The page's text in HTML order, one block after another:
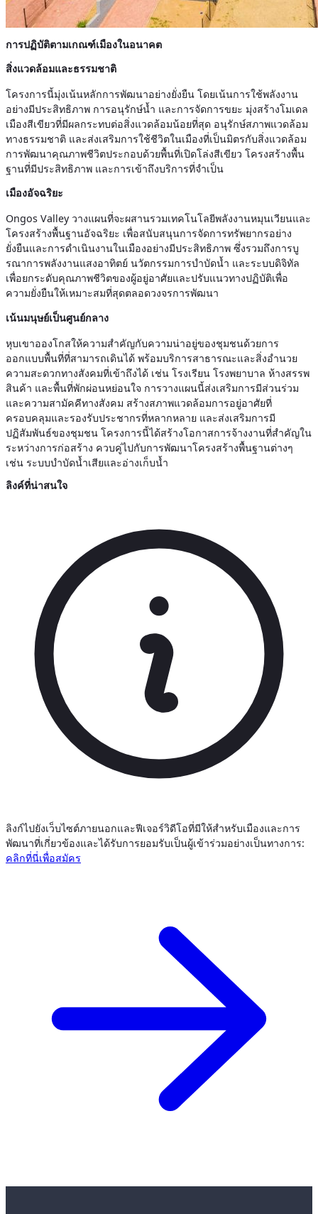
การปฏิบัติตามเกณฑ์เมืองในอนาคต
สิ่งแวดล้อมและธรรมชาติ
โครงการนี้มุ่งเน้นหลักการพัฒนาอย่างยั่งยืน โดยเน้นการใช้พลังงาน
อย่างมีประสิทธิภาพ การอนุรักษ์น้ำ และการจัดการขยะ มุ่งสร้างโมเดล
เมืองสีเขียวที่มีผลกระทบต่อสิ่งแวดล้อมน้อยที่สุด อนุรักษ์สภาพแวดล้อม
ทางธรรมชาติ และส่งเสริมการใช้ชีวิตในเมืองที่เป็นมิตรกับสิ่งแวดล้อม
การพัฒนาคุณภาพชีวิตประกอบด้วยพื้นที่เปิดโล่งสีเขียว โครงสร้างพื้น
ฐานที่มีประสิทธิภาพ และการเข้าถึงบริการที่จำเป็น
เมืองอัจฉริยะ
Ongos Valley วางแผนที่จะผสานรวมเทคโนโลยีพลังงานหมุนเวียนและ
โครงสร้างพื้นฐานอัจฉริยะ เพื่อสนับสนุนการจัดการทรัพยากรอย่าง
ยั่งยืนและการดำเนินงานในเมืองอย่างมีประสิทธิภาพ ซึ่งรวมถึงการบู
รณาการพลังงานแสงอาทิตย์ นวัตกรรมการบำบัดน้ำ และระบบดิจิทัล
เพื่อยกระดับคุณภาพชีวิตของผู้อยู่อาศัยและปรับแนวทางปฏิบัติเพื่อ
ความยั่งยืนให้เหมาะสมที่สุดตลอดวงจรการพัฒนา
เน้นมนุษย์เป็นศูนย์กลาง
หุบเขาอองโกสให้ความสำคัญกับความน่าอยู่ของชุมชนด้วยการ
ออกแบบพื้นที่ที่สามารถเดินได้ พร้อมบริการสาธารณะและสิ่งอำนวย
ความสะดวกทางสังคมที่เข้าถึงได้ เช่น โรงเรียน โรงพยาบาล ห้างสรรพ
สินค้า และพื้นที่พักผ่อนหย่อนใจ การวางแผนนี้ส่งเสริมการมีส่วนร่วม
และความสามัคคีทางสังคม สร้างสภาพแวดล้อมการอยู่อาศัยที่
ครอบคลุมและรองรับประชากรที่หลากหลาย และส่งเสริมการมี
ปฏิสัมพันธ์ของชุมชน โครงการนี้ได้สร้างโอกาสการจ้างงานที่สำคัญใน
ระหว่างการก่อสร้าง ควบคู่ไปกับการพัฒนาโครงสร้างพื้นฐานต่างๆ
เช่น ระบบบำบัดน้ำเสียและอ่างเก็บน้ำ
ลิงค์ที่น่าสนใจ
ลิงก์ไปยังเว็บไซต์ภายนอกและฟีเจอร์วิดีโอที่มีให้สำหรับเมืองและการ
พัฒนาที่เกี่ยวข้องและได้รับการยอมรับเป็นผู้เข้าร่วมอย่างเป็นทางการ:
คลิกที่นี่เพื่อสมัคร